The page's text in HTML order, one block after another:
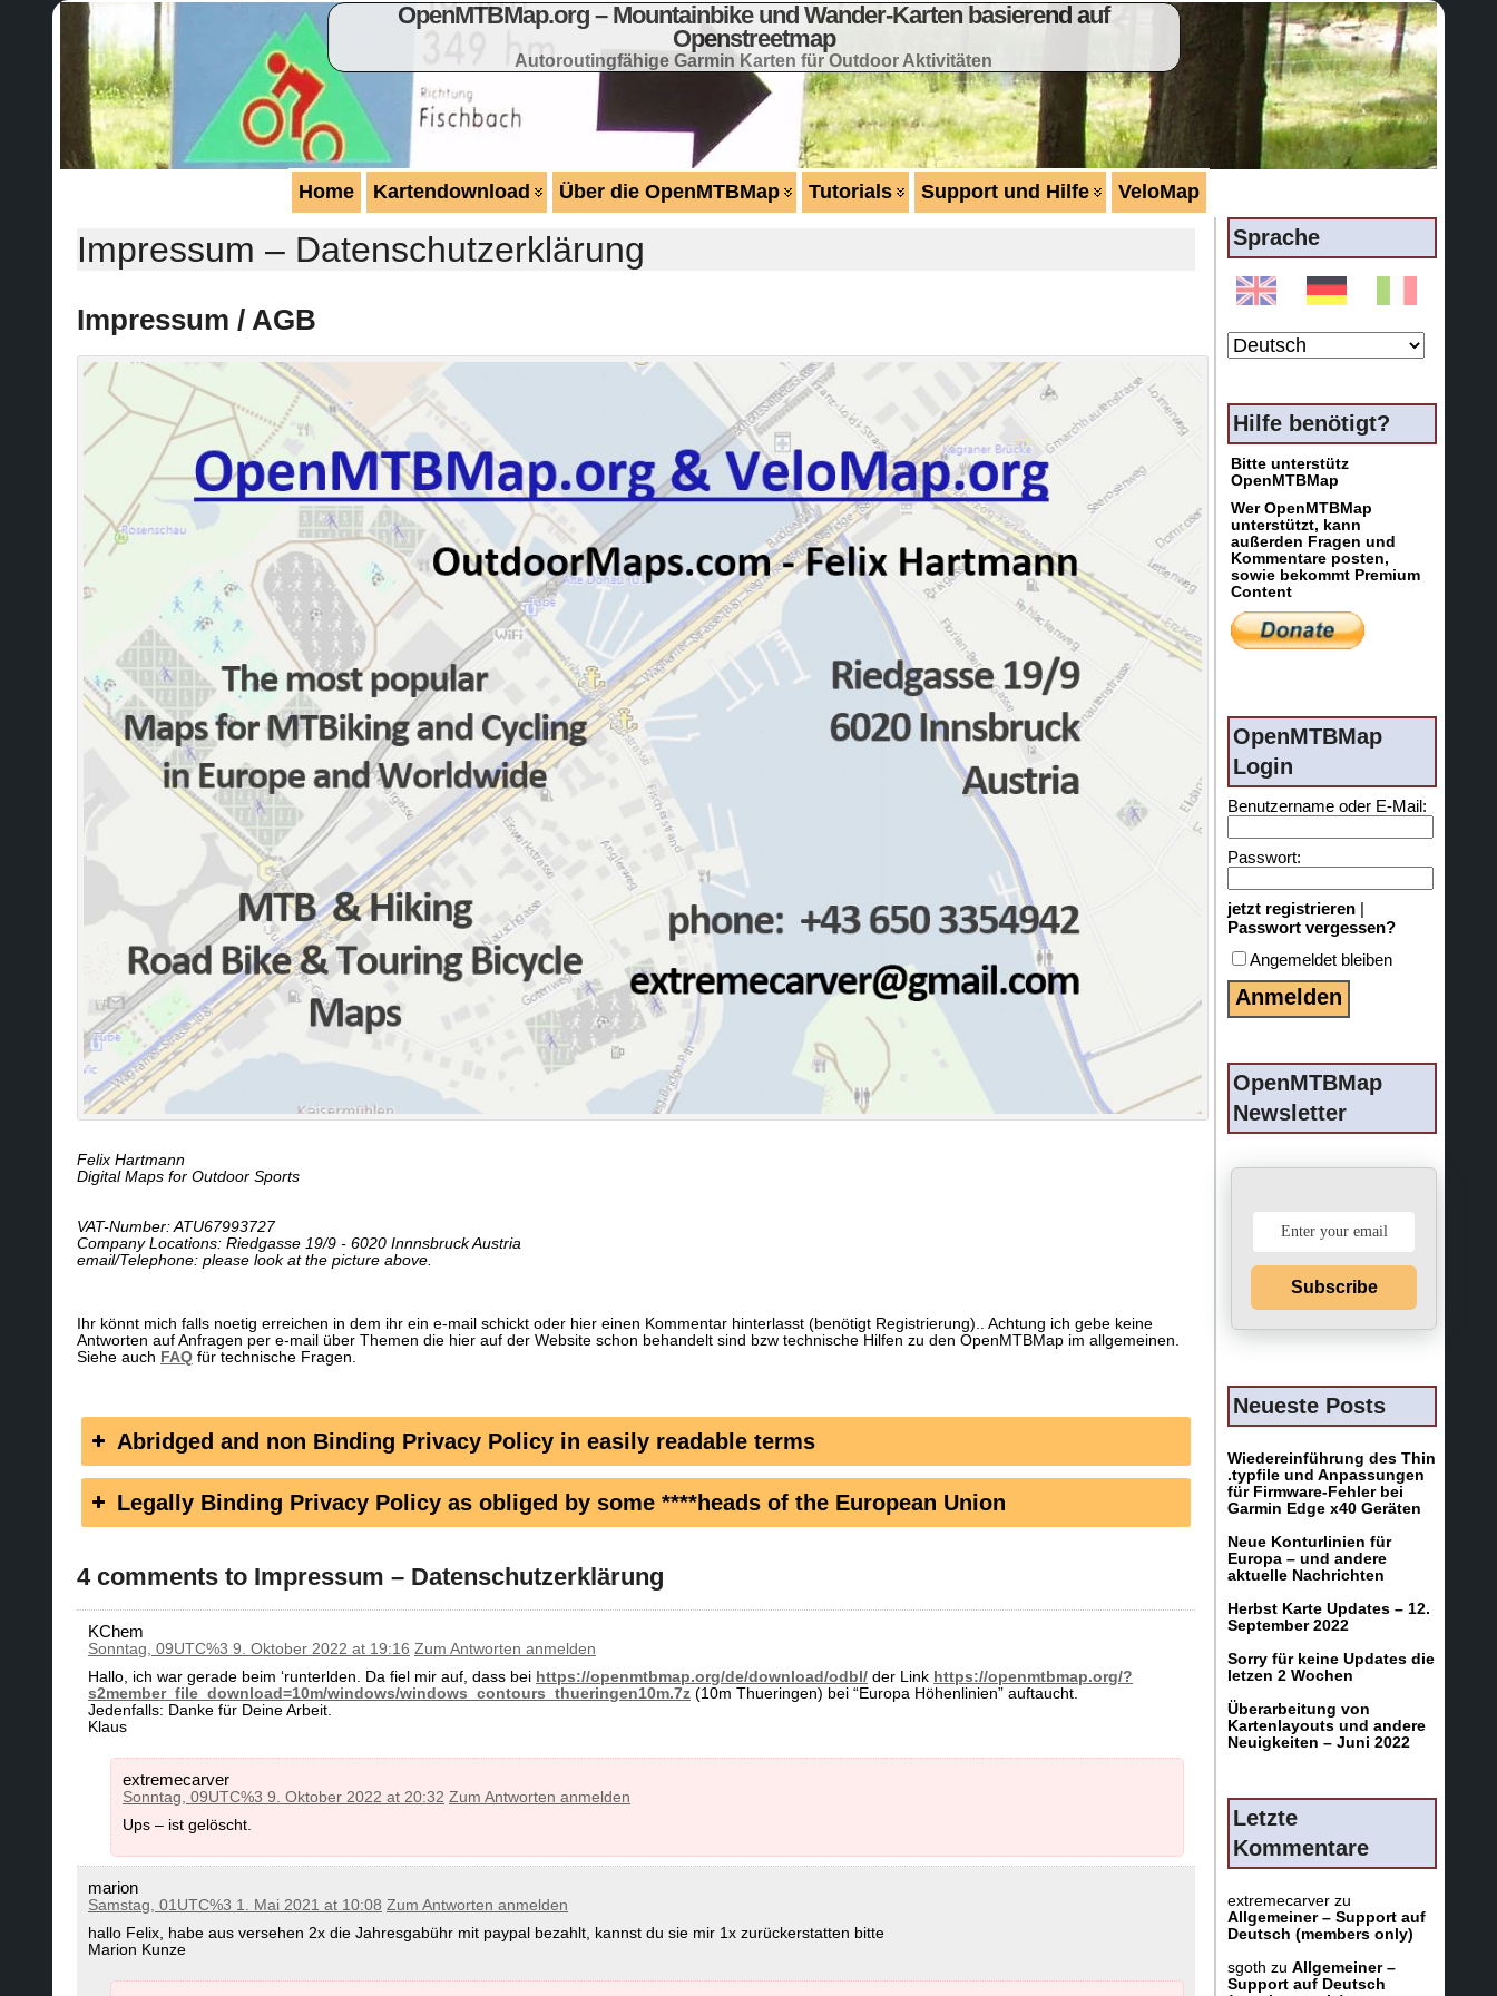
OpenMTBMap.org – Mountainbike und Wander-Karten basierend auf
Openstreetmap
Autoroutingfähige Garmin Karten für Outdoor Aktivitäten
Home Kartendownload Über die OpenMTBMap Tutorials Support und Hilfe VeloMap
Impressum – Datenschutzerklärung
Impressum / AGB
Felix Hartmann
Digital Maps for Outdoor Sports
VAT-Number: ATU67993727
Company Locations: Riedgasse 19/9 - 6020 Innnsbruck Austria
email/Telephone: please look at the picture above.
Ihr könnt mich falls noetig erreichen in dem ihr ein e-mail schickt oder hier einen Kommentar hinterlasst (benötigt Registrierung).. Achtung ich gebe keine
Antworten auf Anfragen per e-mail über Themen die hier auf der Website schon behandelt sind bzw technische Hilfen zu den OpenMTBMap im allgemeinen.
Siehe auch FAQ für technische Fragen.
Abridged and non Binding Privacy Policy in easily readable terms
Legally Binding Privacy Policy as obliged by some ****heads of the European Union
4 comments to Impressum – Datenschutzerklärung
KChem
Sonntag, 09UTC%3 9. Oktober 2022 at 19:16 Zum Antworten anmelden
Hallo, ich war gerade beim ‘runterlden. Da fiel mir auf, dass bei https://openmtbmap.org/de/download/odbl/ der Link https://openmtbmap.org/?
s2member_file_download=10m/windows/windows_contours_thueringen10m.7z (10m Thueringen) bei “Europa Höhenlinien” auftaucht.
Jedenfalls: Danke für Deine Arbeit.
Klaus
extremecarver
Sonntag, 09UTC%3 9. Oktober 2022 at 20:32 Zum Antworten anmelden
Ups – ist gelöscht.
marion
Samstag, 01UTC%3 1. Mai 2021 at 10:08 Zum Antworten anmelden
hallo Felix, habe aus versehen 2x die Jahresgabühr mit paypal bezahlt, kannst du sie mir 1x zurückerstatten bitte
Marion Kunze
Sprache
Hilfe benötigt?
Bitte unterstütz
OpenMTBMap
Wer OpenMTBMap
unterstützt, kann
außerden Fragen und
Kommentare posten,
sowie bekommt Premium
Content
OpenMTBMap
Login
Benutzername oder E-Mail:
Passwort:
jetzt registrieren |
Passwort vergessen?
Angemeldet bleiben
OpenMTBMap
Newsletter
Subscribe
Neueste Posts
Wiedereinführung des Thin
.typfile und Anpassungen
für Firmware-Fehler bei
Garmin Edge x40 Geräten
Neue Konturlinien für
Europa – und andere
aktuelle Nachrichten
Herbst Karte Updates – 12.
September 2022
Sorry für keine Updates die
letzen 2 Wochen
Überarbeitung von
Kartenlayouts und andere
Neuigkeiten – Juni 2022
Letzte
Kommentare
extremecarver zu
Allgemeiner – Support auf
Deutsch (members only)
sgoth zu Allgemeiner –
Support auf Deutsch